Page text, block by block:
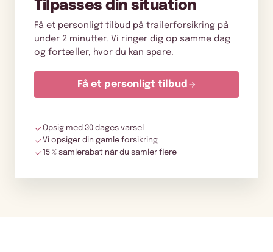
Tilpasses din situation
Få et personligt tilbud på trailerforsikring på
under 2 minutter. Vi ringer dig op samme dag
og fortæller, hvor du kan spare.
Få et personligt tilbud
Opsig med 30 dages varsel
Vi opsiger din gamle forsikring
15 % samlerabat når du samler flere